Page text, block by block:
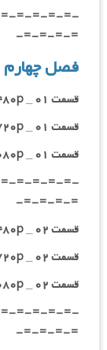
=-=-=-=-
=-=-=-=-
فصل چهارم
قسمت ۰۱ _ ۴۸۰p : | لینک مستقیم | دوبله فارسی
قسمت ۰۱ _ ۷۲۰p : | لینک مستقیم | دوبله فارسی
قسمت ۰۱ _ ۱۰۸۰p : | لینک مستقیم | دوبله فارسی
=-=-=-=-
=-=-=-=-
قسمت ۰۲ _ ۴۸۰p : | لینک مستقیم | دوبله فارسی
قسمت ۰۲ _ ۷۲۰p : | لینک مستقیم | دوبله فارسی
قسمت ۰۲ _ ۱۰۸۰p : | لینک مستقیم | دوبله فارسی
=-=-=-=-
=-=-=-=-